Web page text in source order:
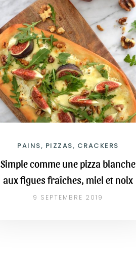
PAINS, PIZZAS, CRACKERS
Simple comme une pizza blanche
aux figues fraîches, miel et noix
9 SEPTEMBRE 2019